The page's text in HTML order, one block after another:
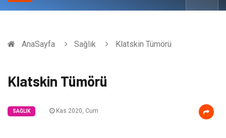
AnaSayfa Sağlık Klatskin Tümörü
Klatskin Tümörü
SAĞLIK Kas 2020, Cum